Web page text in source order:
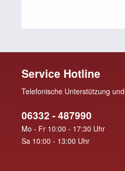
Service Hotline
Telefonische Unterstützung
06332 - 487990
Mo - Fr 10:00 - 17:30 Uhr
Sa 10:00 - 13:00 Uhr